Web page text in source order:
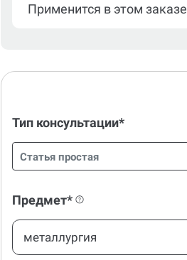
Применится в этом заказе
Тип консультации*
Статья простая
Предмет*